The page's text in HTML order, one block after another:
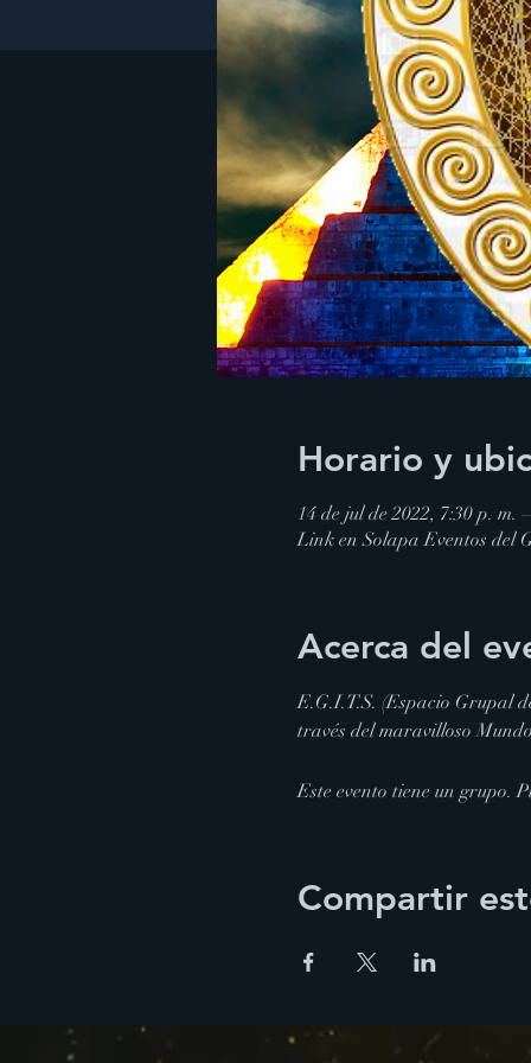
Horario y
14 de jul de 2022, 7:30 p. m.
Link en Solapa Eventos del
Acerca del
E.G.I.T.S. (Espacio Grupal
través del maravilloso
Este evento tiene un grupo.
Compartir